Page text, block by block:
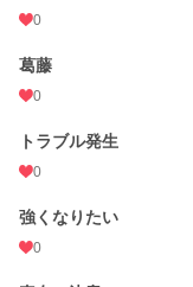
0
葛藤
0
トラブル発生
0
強くなりたい
0